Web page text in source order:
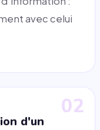
avec celui
02
d'un